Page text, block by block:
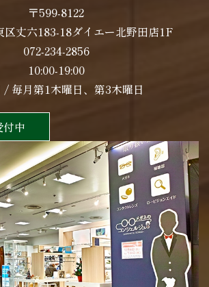
〒599-8122
区丈六183-18ダイエー北野田店1F
072-234-2856
10:00-19:00
/ 毎月第1木曜日、第3木曜日
中